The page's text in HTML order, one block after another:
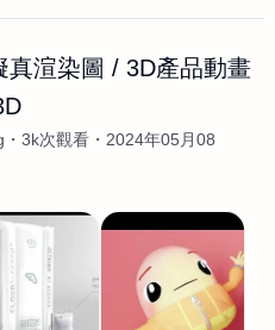
真渲染圖 / 3D產品動畫
3k次觀看
2024年05月08